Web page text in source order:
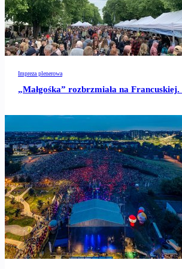
Impreza plenerowa
„Małgośka” rozbrzmiała na